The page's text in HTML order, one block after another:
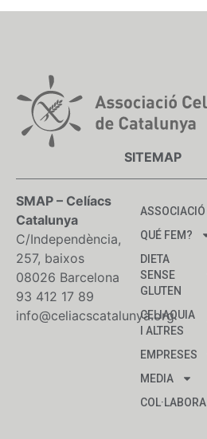
SMAP – Celíacs
Catalunya
C/Independència,
257, baixos
08026 Barcelona
93 412 17 89
info@celiacscatalunya.org
SITEMAP
ASSOCIACIÓ
QUÉ FEM?
DIETA
SENSE
GLUTEN
CELIAQUIA
I ALTRES
EMPRESES
MEDIA
COL·LABORA